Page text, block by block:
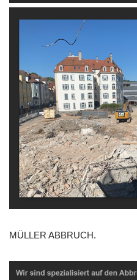
MÜLLER ABBRUCH.